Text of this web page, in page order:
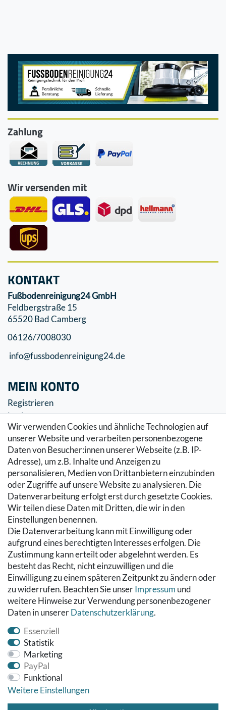
Zahlung
Wir versenden mit
Wir verwenden Cookies und ähnliche Technologien auf
unserer Website und verarbeiten personenbezogene
Daten von Besucher:innen unserer Webseite (z.B. IP-
Adresse), um z.B. Inhalte und Anzeigen zu
personalisieren, Medien von Drittanbietern einzubinden
oder Zugriffe auf unsere Website zu analysieren. Die
Datenverarbeitung erfolgt erst durch gesetzte Cookies.
Wir teilen diese Daten mit Dritten, die wir in den
Einstellungen benennen.
Die Datenverarbeitung kann mit Einwilligung oder
aufgrund eines berechtigten Interesses erfolgen. Die
Zustimmung kann erteilt oder abgelehnt werden. Es
besteht das Recht, nicht einzuwilligen und die
Einwilligung zu einem späteren Zeitpunkt zu ändern oder
zu widerrufen. Beachten Sie unserImpressum und
weitere Hinweise zur Verwendung personenbezogener
Daten in unsererDaten­schutz­erklärung.
Essenziell
Statistik
Marketing
PayPal
Funktional
Weitere Einstellungen
KONTAKT
Fußbodenreinigung24 GmbH
Feldbergstraße 15
65520 Bad Camberg
06126/7008030
info@fussbodenreinigung24.de
MEIN KONTO
Registrieren
Login
SERVICE
Zahlung & Versand
Warenkorb
Zur Kasse
Hilfe
RECHTLICHES
Kontakt
Datenschutzerklärung
AGB
Impressum
Hinweise zur Batterieentsorgung
Widerrufs­recht
Vertrag widerrufen
© Copyright 2026 Fußbodenreinigung24 GmbH | Alle Rechte